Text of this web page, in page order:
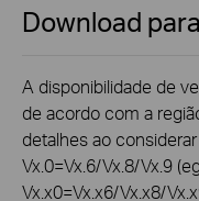
navigation
Download para
A disponibilidade de
de acordo com a
detalhes ao
Vx.0=Vx.6/Vx.8/Vx.9
Vx.x0=Vx.x6/Vx.x8/